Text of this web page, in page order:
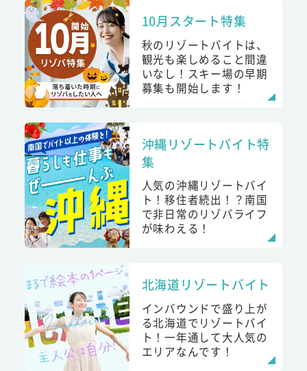
10月スタート特集
秋のリゾートバイトは、
観光も楽しめること間違
いなし！スキー場の早期
募集も開始します！
沖縄リゾートバイト特
集
人気の沖縄リゾートバイ
ト！移住者続出！？南国
で非日常のリゾバライフ
が味わえる！
北海道リゾートバイト
インバウンドで盛り上が
る北海道でリゾートバイ
ト！一年通して大人気の
エリアなんです！